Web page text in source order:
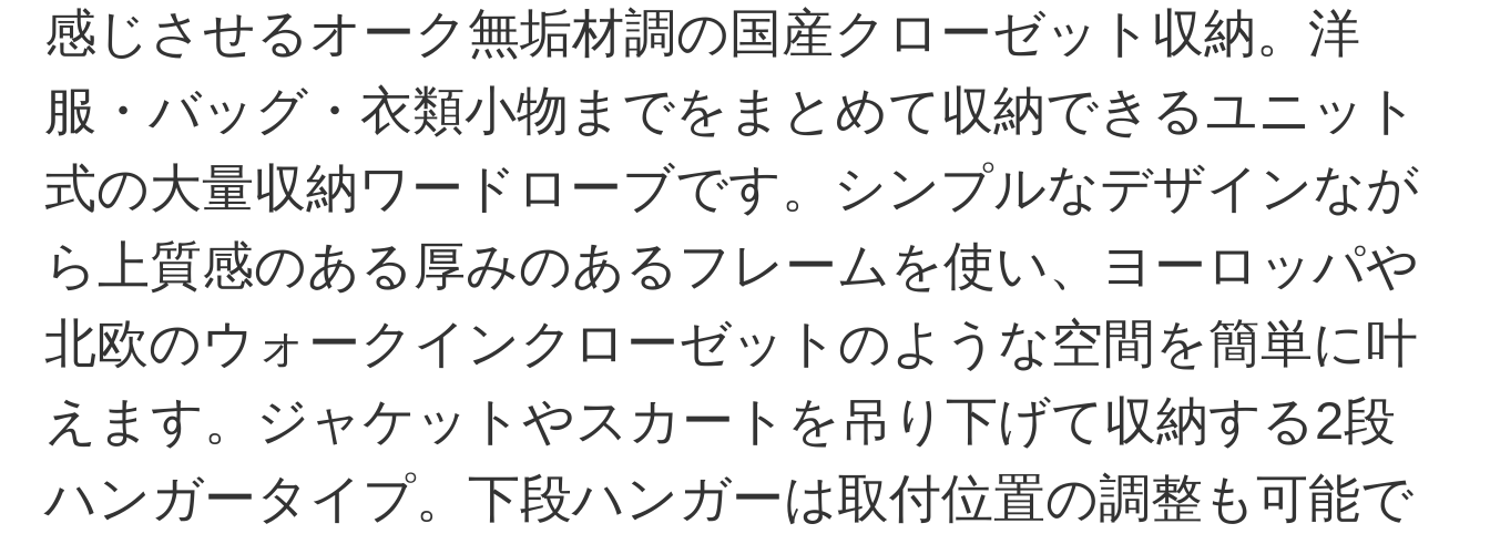
感じさせるオーク無垢材調の国産クローゼット収納。洋
服・バッグ・衣類小物までをまとめて収納できるユニット
式の大量収納ワードローブです。シンプルなデザインなが
ら上質感のある厚みのあるフレームを使い、ヨーロッパや
北欧のウォークインクローゼットのような空間を簡単に叶
えます。ジャケットやスカートを吊り下げて収納する2段
ハンガータイプ。下段ハンガーは取付位置の調整も可能で